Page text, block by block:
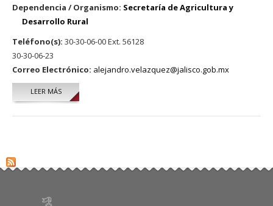
Dependencia / Organismo: Secretaría de Agricultura y
Desarrollo Rural
Teléfono(s): 30-30-06-00 Ext. 56128
30-30-06-23
Correo Electrónico: alejandro.velazquez@jalisco.gob.mx
LEER MÁSSOBRE FRANCISCO ALEJANDRO VELÁZQUEZ SANTILLANES